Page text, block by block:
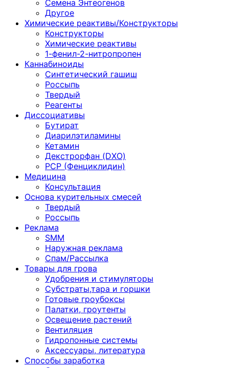
Семена Энтеогенов
Другое
Химические реактивы/Конструкторы
Конструкторы
Химические реактивы
1-фенил-2-нитропропен
Каннабиноиды
Синтетический гашиш
Россыпь
Твердый
Реагенты
Диссоциативы
Бутират
Диарилэтиламины
Кетамин
Декстрорфан (DXO)
PCP (Фенциклидин)
Медицина
Консультация
Основа курительных смесей
Твердый
Россыпь
Реклама
SMM
Наружная реклама
Спам/Рассылка
Товары для грова
Удобрения и стимуляторы
Субстраты,тара и горшки
Готовые гроубоксы
Палатки, гроутенты
Освещение растений
Вентиляция
Гидропонные системы
Аксессуары, литература
Способы заработка